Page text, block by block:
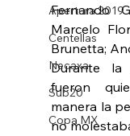
Apertura 2019
Centellas
Necaxa
Sub20
Copa MX
Fernando
Marcelo
Brunetta;
Durante la
fueron
manera la
no